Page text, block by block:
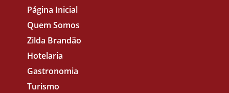
Página Inicial
Quem Somos
Zilda Brandão
Hotelaria
Gastronomia
Turismo